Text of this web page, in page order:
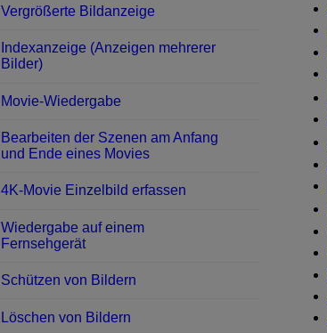
Vergrößerte Bildanzeige
Indexanzeige (Anzeigen mehrerer
Bilder)
Movie-Wiedergabe
Bearbeiten der Szenen am Anfang
und Ende eines Movies
4K-Movie Einzelbild erfassen
Wiedergabe auf einem
Fernsehgerät
Schützen von Bildern
Löschen von Bildern